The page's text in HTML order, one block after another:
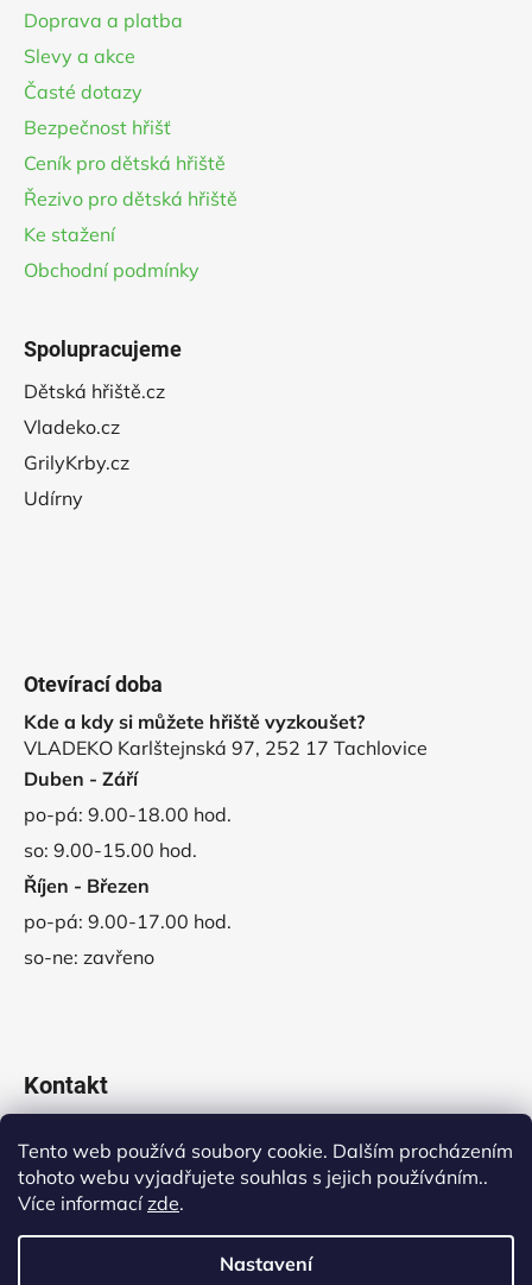
Tento web používá soubory cookie. Dalším procházením
tohoto webu vyjadřujete souhlas s jejich používáním..
Více informacízde.
Nastavení
Doprava a platba
Slevy a akce
Časté dotazy
Bezpečnost hřišť
Ceník pro dětská hřiště
Řezivo pro dětská hřiště
Ke stažení
Obchodní podmínky
Spolupracujeme
Dětská hřiště.cz
Vladeko.cz
GrilyKrby.cz
Udírny
Otevírací doba
Kde a kdy si můžete hřiště vyzkoušet?
VLADEKO Karlštejnská 97, 252 17 Tachlovice
Duben - Září
po-pá: 9.00-18.00 hod.
so: 9.00-15.00 hod.
Říjen - Březen
po-pá: 9.00-17.00 hod.
so-ne: zavřeno
Kontakt
obchod@vladeko.cz
+420 311 678 445